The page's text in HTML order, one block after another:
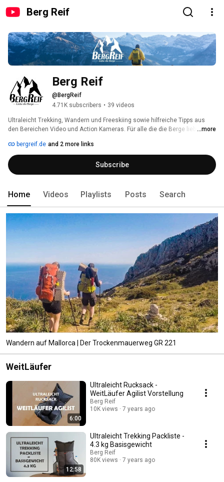
Berg Reif
Berg Reif
@BergReif
4.71K subscribers • 39 videos
Ultraleicht Trekking, Wandern und Freeskiing sowie hilfreiche Tipps aus
den Bereichen Video und Action Kameras. Für alle die die Berge lieben! ...more
bergreif.de and 2 more links
Subscribe
Home Videos Playlists Posts Search
Wandern auf Mallorca | Der Trockenmauerweg GR 221
WeitLäufer
6:00
Ultraleicht Rucksack -
WeitLäufer Agilist Vorstellung
Berg Reif
10K views
7 years ago
12:58
Ultraleicht Trekking Packliste -
4.3 kg Basisgewicht
Berg Reif
80K views
7 years ago